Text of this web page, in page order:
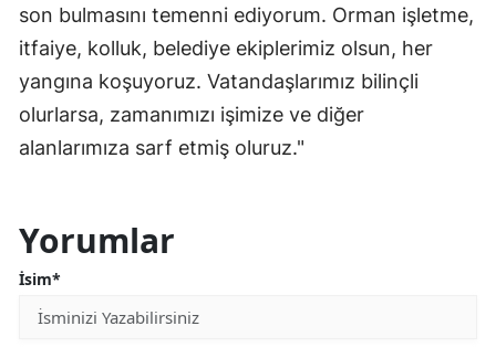
son bulmasını temenni ediyorum. Orman işletme,
itfaiye, kolluk, belediye ekiplerimiz olsun, her
yangına koşuyoruz. Vatandaşlarımız bilinçli
olurlarsa, zamanımızı işimize ve diğer
alanlarımıza sarf etmiş oluruz."
Yorumlar
İsim*